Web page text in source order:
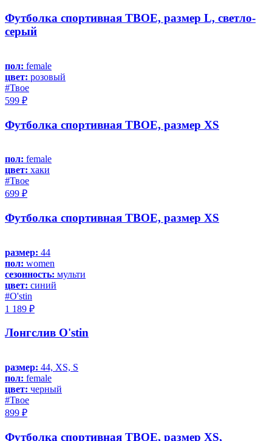
Футболка спортивная ТВОЕ, размер L, светло-
серый
пол: female
цвет: розовый
#Твое
599 ₽
Футболка спортивная ТВОЕ, размер XS
пол: female
цвет: хаки
#Твое
699 ₽
Футболка спортивная ТВОЕ, размер XS
размер: 44
пол: women
сезонность: мульти
цвет: синий
#O'stin
1 189 ₽
Лонгслив O'stin
размер: 44, XS, S
пол: female
цвет: черный
#Твое
899 ₽
Футболка спортивная ТВОЕ, размер XS,